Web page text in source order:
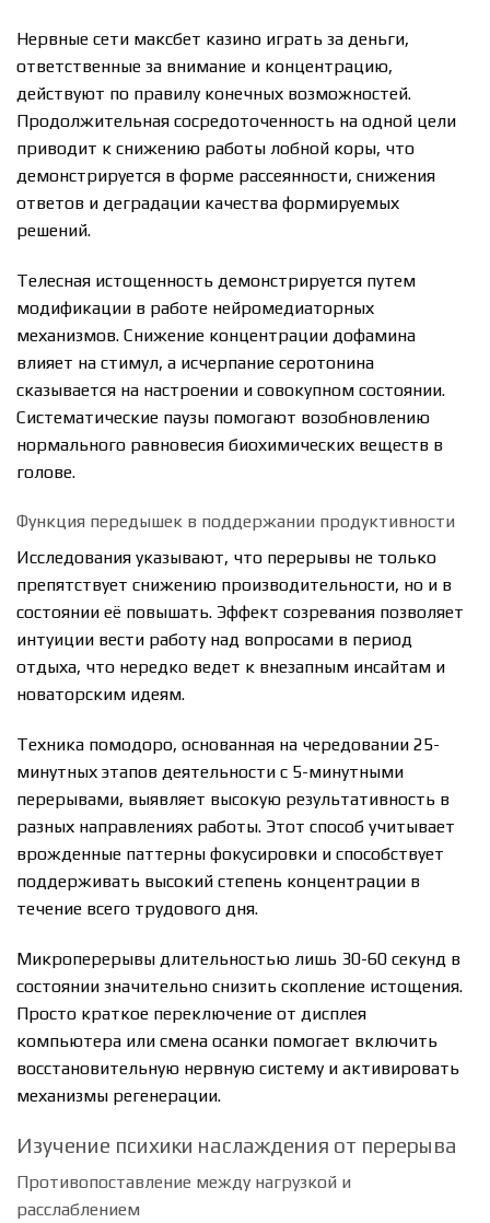
Нервные сети максбет казино играть за деньги,
ответственные за внимание и концентрацию,
действуют по правилу конечных возможностей.
Продолжительная сосредоточенность на одной цели
приводит к снижению работы лобной коры, что
демонстрируется в форме рассеянности, снижения
ответов и деградации качества формируемых
решений.
Телесная истощенность демонстрируется путем
модификации в работе нейромедиаторных
механизмов. Снижение концентрации дофамина
влияет на стимул, а исчерпание серотонина
сказывается на настроении и совокупном состоянии.
Систематические паузы помогают возобновлению
нормального равновесия биохимических веществ в
голове.
Функция передышек в поддержании продуктивности
Исследования указывают, что перерывы не только
препятствует снижению производительности, но и в
состоянии её повышать. Эффект созревания позволяет
интуиции вести работу над вопросами в период
отдыха, что нередко ведет к внезапным инсайтам и
новаторским идеям.
Техника помодоро, основанная на чередовании 25-
минутных этапов деятельности с 5-минутными
перерывами, выявляет высокую результативность в
разных направлениях работы. Этот способ учитывает
врожденные паттерны фокусировки и способствует
поддерживать высокий степень концентрации в
течение всего трудового дня.
Микроперерывы длительностью лишь 30-60 секунд в
состоянии значительно снизить скопление истощения.
Просто краткое переключение от дисплея
компьютера или смена осанки помогает включить
восстановительную нервную систему и активировать
механизмы регенерации.
Изучение психики наслаждения от перерыва
Противопоставление между нагрузкой и
расслаблением